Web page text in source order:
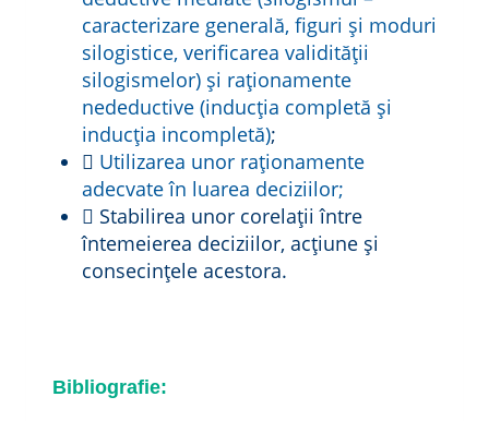
caracterizare generală, figuri și moduri
silogistice, verificarea validității
silogismelor) și raționamente
nedeductive (inducția completă și
inducția incompletă);
 Utilizarea unor raționamente
adecvate în luarea deciziilor;
 Stabilirea unor corelații între
întemeierea deciziilor, acțiune și
consecințele acestora.
Bibliografie: